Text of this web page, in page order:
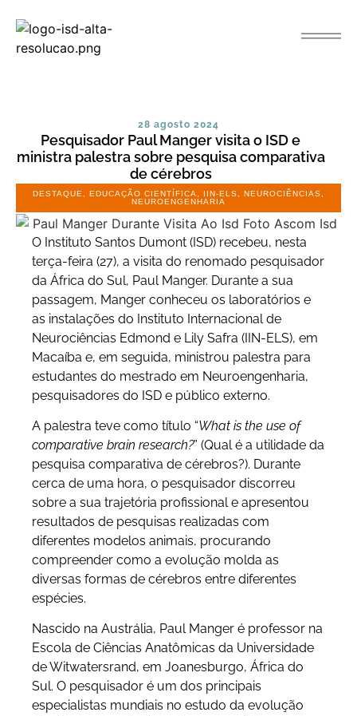
28 agosto 2024
Pesquisador Paul Manger visita o ISD e
ministra palestra sobre pesquisa comparativa
de cérebros
DESTAQUE EDUCAÇÃO CIENTÍFICA IIN-ELS NEUROCIÊNCIAS
NEUROENGENHARIA
O Instituto Santos Dumont (ISD) recebeu, nesta
terça-feira (27), a visita do renomado pesquisador
da África do Sul, Paul Manger. Durante a sua
passagem, Manger conheceu os laboratórios e
as instalações do Instituto Internacional de
Neurociências Edmond e Lily Safra (IIN-ELS), em
Macaíba e, em seguida, ministrou palestra para
estudantes do mestrado em Neuroengenharia,
pesquisadores do ISD e público externo.
A palestra teve como título “What is the use of
comparative brain research?” (Qual é a utilidade da
pesquisa comparativa de cérebros?). Durante
cerca de uma hora, o pesquisador discorreu
sobre a sua trajetória profissional e apresentou
resultados de pesquisas realizadas com
diferentes modelos animais, procurando
compreender como a evolução molda as
diversas formas de cérebros entre diferentes
espécies.
Nascido na Austrália, Paul Manger é professor na
Escola de Ciências Anatômicas da Universidade
de Witwatersrand, em Joanesburgo, África do
Sul. O pesquisador é um dos principais
especialistas mundiais no estudo da evolução